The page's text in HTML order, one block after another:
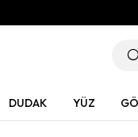
DUDAK YÜZ